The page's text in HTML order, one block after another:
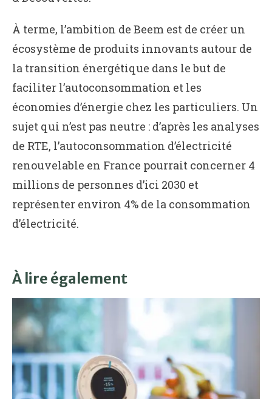
À terme, l’ambition de Beem est de créer un
écosystème de produits innovants autour de
la transition énergétique dans le but de
faciliter l’autoconsommation et les
économies d’énergie chez les particuliers. Un
sujet qui n’est pas neutre : d’après les analyses
de RTE, l’autoconsommation d’électricité
renouvelable en France pourrait concerner 4
millions de personnes d’ici 2030 et
représenter environ 4% de la consommation
d’électricité.
À lire également